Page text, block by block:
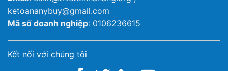
ketoananybuy@gmail.com
Mã số doanh nghiệp: 0106236615
Kết nối với chúng tôi